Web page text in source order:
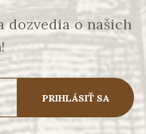
dozvedia o našich